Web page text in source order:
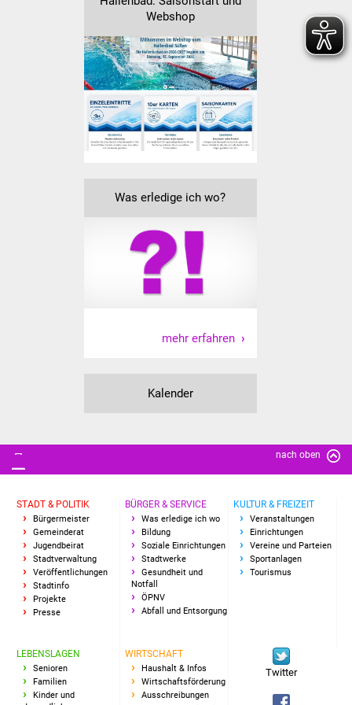
Vereine und Parteien
Selbsteintrag Vereine
Beirat Süßener Vereine
Sportanlagen
Erlebnisregion
Route der
Industriekultur
Stadtseniorenrat
Ältere
Pflegeheim
Familien
Familientreff
Kinder und Jugendliche
Schülerferienprogramm
Migration und Integration
Webshop
Was erledige ich wo?
mehr erfahren
Kalender
nach oben
STADT & POLITIK
Bürgermeister
Gemeinderat
Jugendbeirat
Stadtverwaltung
Veröffentlichungen
Stadtinfo
Projekte
Presse
BÜRGER & SERVICE
Was erledige ich wo
Bildung
Soziale Einrichtungen
Stadtwerke
Gesundheit und
Notfall
ÖPNV
Abfall und Entsorgung
KULTUR & FREIZEIT
Veranstaltungen
Einrichtungen
Vereine und Parteien
Sportanlagen
Tourismus
LEBENSLAGEN
Senioren
Familien
Kinder und
WIRTSCHAFT
Haushalt & Infos
Wirtschaftsförderung
Ausschreibungen
Twitter